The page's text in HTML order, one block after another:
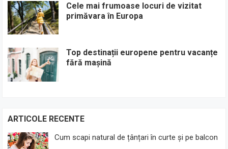
Cele mai frumoase locuri de vizitat
primăvara în Europa
Top destinații europene pentru vacanțe
fără mașină
ARTICOLE RECENTE
Cum scapi natural de țânțari în curte și pe balcon